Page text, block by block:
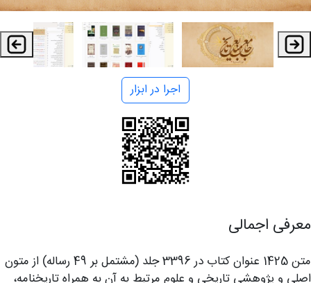
اجرا در ابزار
معرفی اجمالی
متن 1425 عنوان کتاب در 3396 جلد (مشتمل بر 49 رساله) از متون
اصلی و پژوهشی تاریخی و علوم مرتبط به آن به همراه تاریخنامه،